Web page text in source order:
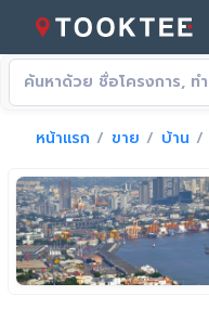
หน้าแรก ขาย บ้าน